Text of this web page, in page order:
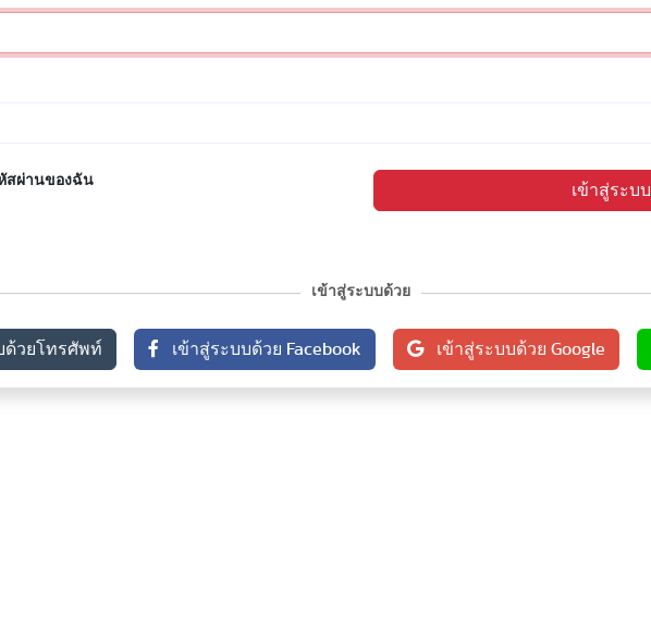
สผ่านของฉัน
เข้าสู่ระบบ
เข้าสู่ระบบด้วย
วยโทรศัพท์ เข้าสู่ระบบด้วย Facebook เข้าสู่ระบบด้วย Google